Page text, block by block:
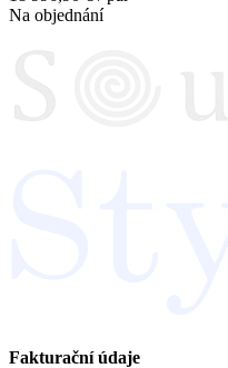
Na objednání
Fakturační údaje